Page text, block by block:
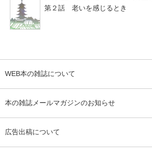
第２話 老いを感じるとき
WEB本の雑誌について
本の雑誌メールマガジンのお知らせ
広告出稿について